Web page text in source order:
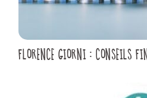
FLORENCE GIORNI : CONSEILS